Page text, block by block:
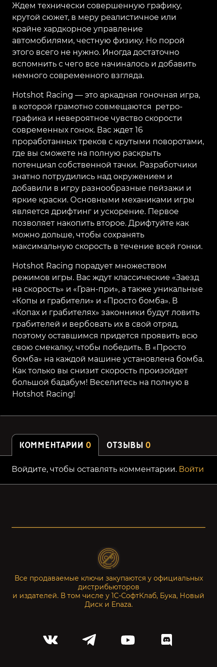
Ждем технически совершенную графику,
крутой сюжет, в меру реалистичное или
крайне хардкорное управление
автомобилями, честную физику. Но порой
этого всего не нужно. Иногда достаточно
вспомнить с чего все начиналось и добавить
немного современного взгляда.
Hotshot Racing — это аркадная гоночная игра,
в которой грамотно совмещаются ретро-
графика и невероятное чувство скорости
современных гонок. Вас ждет 16
проработанных треков с крутыми поворотами,
где вы сможете на полную раскрыть
потенциал собственной тачки. Разработчики
знатно потрудились над окружением и
добавили в игру разнообразные пейзажи и
яркие краски. Основными механиками игры
является дрифтинг и ускорение. Первое
позволяет накопить второе. Дрифтуйте как
можно дольше, чтобы сохранять
максимальную скорость в течение всей гонки.
Hotshot Racing порадует множеством
режимов игры. Вас ждут классические «Заезд
на скорость» и «Гран-при», а также уникальные
«Копы и грабители» и «Просто бомба». В
«Копах и грабителях» законники будут ловить
грабителей и вербовать их в свой отряд,
поэтому оставшимся придется проявить всю
свою смекалку, чтобы победить. В «Просто
бомба» на каждой машине установлена бомба.
Как только вы снизит скорость произойдет
большой бадабум! Веселитесь на полную в
Hotshot Racing!
КОММЕНТАРИИ 0 ОТЗЫВЫ 0
Войдите, чтобы оставлять комментарии. Войти
Все продаваемые ключи закупаются у официальных
дистрибьюторов
и издателей. В том числе у 1С-СофтКлаб, Бука, Новый
Диск и Enaza.